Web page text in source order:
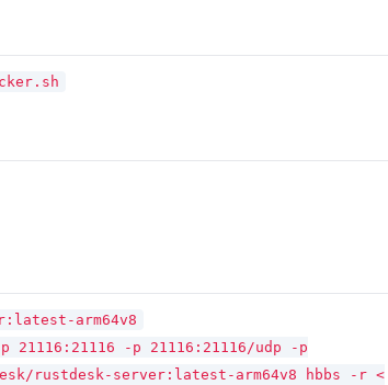
arm64v8
21116:21116 -p 21116:21116/udp -p
rustdesk-server:latest-arm64v8 hbbs -r <